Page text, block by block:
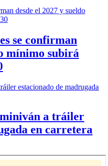
se confirman
mínimo subirá
a tráiler
en carretera